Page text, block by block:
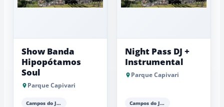
Show Banda
Hipopótamos
Soul
Parque Capivari
Campos do Jordão
Night Pass DJ +
Instrumental
Parque Capivari
Campos do Jordão